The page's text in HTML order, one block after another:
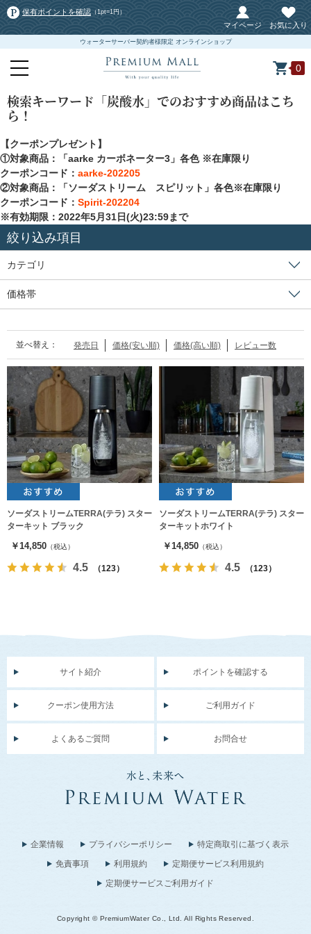
保有ポイントを確認 （1pt=1円）
マイページ お気に入り
ウォーターサーバー契約者様限定 オンラインショップ
0
検索キーワード「炭酸水」でのおすすめ商品はこち
ら！
【クーポンプレゼント】
①対象商品：「aarke カーボネーター3」各色 ※在庫限り
クーポンコード： aarke-202205
②対象商品：「ソーダストリーム スピリット」各色※在庫限り
クーポンコード： Spirit-202204
※有効期限：2022年5月31日(火)23:59まで
絞り込み項目
カテゴリ
価格帯
並べ替え： 発売日 価格(安い順) 価格(高い順) レビュー数
ソーダストリームTERRA(テラ) スター
ターキット ブラック
￥14,850 （税込）
4.5 （123）
ソーダストリームTERRA(テラ) スター
ターキットホワイト
￥14,850 （税込）
4.5 （123）
サイト紹介 ポイントを確認する
クーポン使用方法 ご利用ガイド
よくあるご質問 お問合せ
企業情報 プライバシーポリシー
特定商取引に基づく表示
免責事項
利用規約
定期便サービス利用規約
定期便サービスご利用ガイド
Copyright © PremiumWater Co., Ltd. All Rights Reserved.